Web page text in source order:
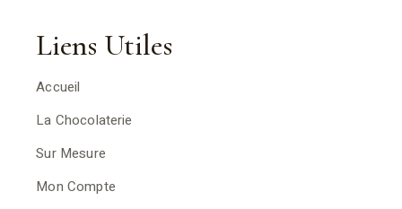
Liens Utiles
Accueil
La Chocolaterie
Sur Mesure
Mon Compte